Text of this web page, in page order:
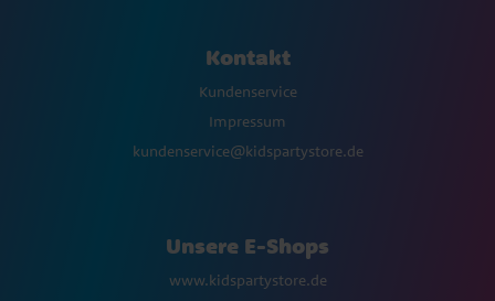
Kontakt
Kundenservice
Impressum
kundenservice@kidspartystore.de
Unsere E-Shops
www.kidspartystore.de